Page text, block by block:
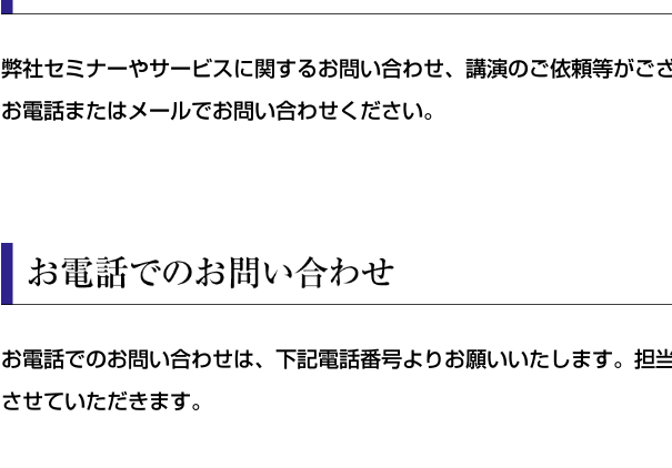
弊社セミナーやサービスに関するお問い合わせ、講演のご依頼等がご
お電話またはメールでお問い合わせください。
お電話でのお問い合わせは、下記電話番号よりお願いいたします。担
させていただきます。